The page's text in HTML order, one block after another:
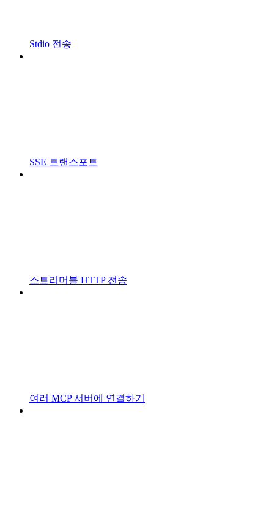
Stdio 전송
SSE 트랜스포트
스트리머블 HTTP 전송
여러 MCP 서버에 연결하기